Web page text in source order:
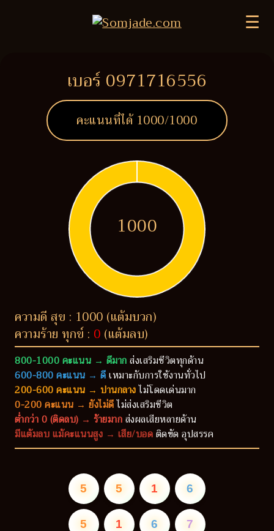
☰
เบอร์ 0971716556
คะแนนที่ได้ 1000/1000
1000
ความดี สุข : 1000 (แต้มบวก)
ความร้าย ทุกข์ : 0 (แต้มลบ)
800-1000 คะแนน → ดีมากส่งเสริมชีวิตทุกด้าน
600-800 คะแนน → ดีเหมาะกับการใช้งานทั่วไป
200-600 คะแนน → ปานกลางไม่โดดเด่นมาก
0-200 คะแนน → ยังไม่ดีไม่ส่งเสริมชีวิต
ต่ำกว่า 0 (ติดลบ) → ร้ายมากส่งผลเสียหลายด้าน
มีแต้มลบ แม้คะแนนสูง → เสีย/บอดติดขัด อุปสรรค
5 5 1 6
5 1 6 7